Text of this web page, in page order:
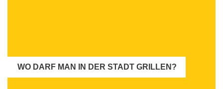
WO DARF MAN IN DER STADT GRILLEN?